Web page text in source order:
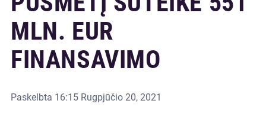
MLN. EUR
FINANSAVIMO
Paskelbta 16:15 Rugpjūčio 20, 2021